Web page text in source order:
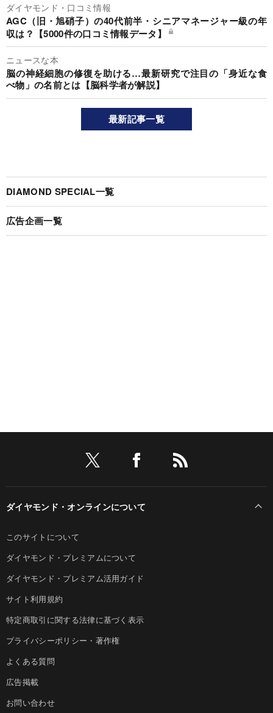
ダイヤモンド・口コミ情報
AGC（旧・旭硝子）の40代前半・シニアマネージャー級の年
収は？【5000件の口コミ情報データ】
ニュースな本
脳の神経細胞の修復を助ける…最新研究で注目の「身近な食
べ物」の名前とは【脳科学者が解説】
最新記事一覧
DIAMOND SPECIAL一覧
広告企画一覧
ダイヤモンド・オンラインについて
このサイトについて
ダイヤモンド・プレミアムについて
ダイヤモンド・プレミアム活用ガイド
サイト利用規約
特定商取引に関する法律に基づく表示
プライバシーポリシー・著作権
よくある質問
広告掲載
お問い合わせ